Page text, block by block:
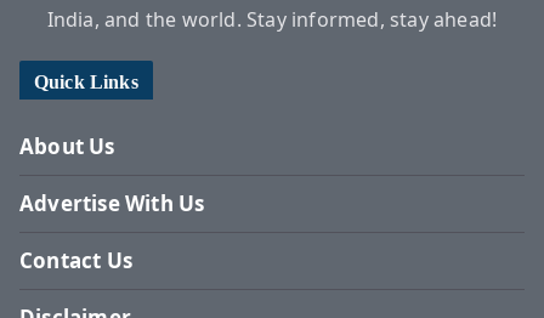
India, and the world. Stay informed, stay ahead!
Quick Links
About Us
Advertise With Us
Contact Us